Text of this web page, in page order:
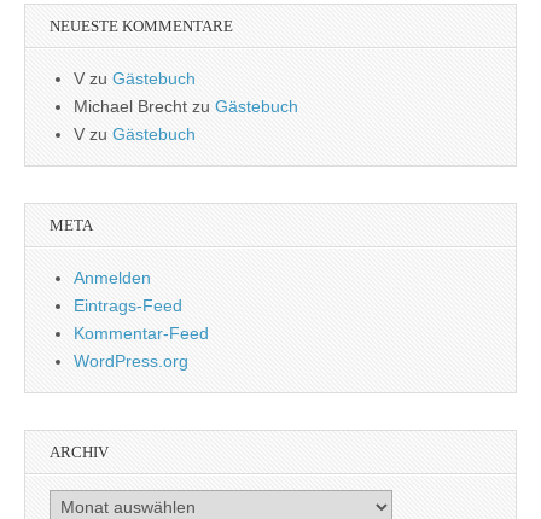
NEUESTE KOMMENTARE
V zu Gästebuch
Michael Brecht zu Gästebuch
Vzu Gästebuch
META
Anmelden
Eintrags-Feed
Kommentar-Feed
WordPress.org
ARCHIV
Archiv